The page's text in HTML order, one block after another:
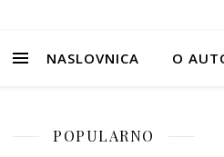
NASLOVNICA O
POPULARNO